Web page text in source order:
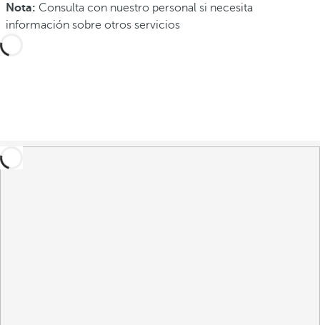
Nota: Consulta con nuestro personal si necesita
información sobre otros servicios